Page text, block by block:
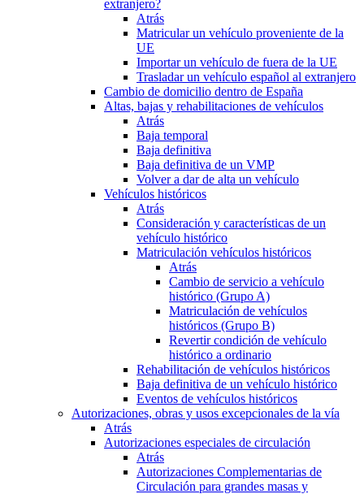
extranjero?
Atrás
Matricular un vehículo proveniente de la
UE
Importar un vehículo de fuera de la UE
Trasladar un vehículo español al extranjero
Cambio de domicilio dentro de España
Altas, bajas y rehabilitaciones de vehículos
Atrás
Baja temporal
Baja definitiva
Baja definitiva de un VMP
Volver a dar de alta un vehículo
Vehículos históricos
Atrás
Consideración y características de un
vehículo histórico
Matriculación vehículos históricos
Atrás
Cambio de servicio a vehículo
histórico (Grupo A)
Matriculación de vehículos
históricos (Grupo B)
Revertir condición de vehículo
histórico a ordinario
Rehabilitación de vehículos históricos
Baja definitiva de un vehículo histórico
Eventos de vehículos históricos
Autorizaciones, obras y usos excepcionales de la vía
Atrás
Autorizaciones especiales de circulación
Atrás
Autorizaciones Complementarias de
Circulación para grandes masas y